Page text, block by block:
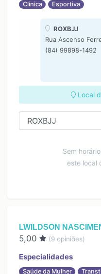
Clínica Esportiva
ROXBJJ
Rua Ascenso
(84) 99898-1492
Local
Sem
este local
LWILDSON
5,00 (9 opiniões)
Especialidades
Saúde da Mulher